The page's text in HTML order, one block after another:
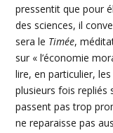
pressentit que pour
des sciences, il
sera le Timée,
sur « l’économie
lire, en particulier,
plusieurs fois repliés
passent pas trop
ne reparaisse pas